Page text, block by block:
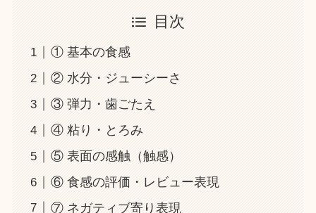
目次
① 基本の食感
② 水分・ジューシーさ
③ 弾力・歯ごたえ
④ 粘り・とろみ
⑤ 表面の感触（触感）
⑥ 食感の評価・レビュー表現
⑦ ネガティブ寄り表現